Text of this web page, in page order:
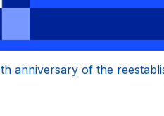
anniversary of the